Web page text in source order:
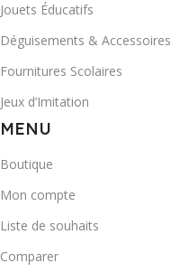
Jouets Éducatifs
Déguisements & Accessoires
Fournitures Scolaires
Jeux d’Imitation
MENU
Boutique
Mon compte
Liste de souhaits
Comparer